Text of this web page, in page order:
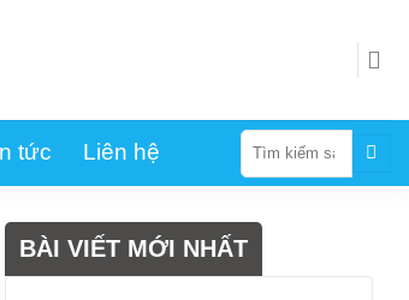
tức Liên hệ
Tìm
kiếm:
BÀI VIẾT MỚI NHẤT